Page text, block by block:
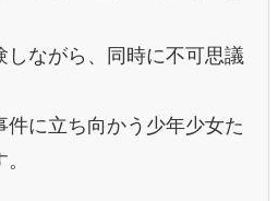
ながら、同時に不可思議
に立ち向かう少年少女た